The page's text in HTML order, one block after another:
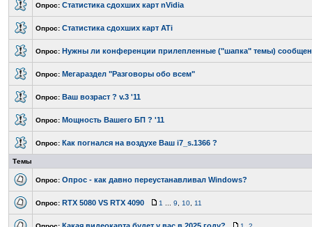
Опрос: Статистика сдохших карт nVidia
Опрос: Статистика сдохших карт ATi
Опрос: Нужны ли конференции прилепленные ("шапка" темы)
Опрос: Мегараздел "Разговоры обо всем"
Опрос: Ваш возраст ? v.3 '11
Опрос: Мощность Вашего БП ? '11
Опрос: Как погнался на воздухе Ваш i7_s.1366 ?
Темы
Опрос: Опрос - как давно переустанавливал Windows?
Опрос: RTX 5080 VS RTX 4090 1 9 10 11